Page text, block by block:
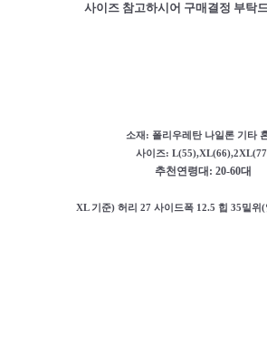
사이즈 참고하시어 구매결정 부탁
소재: 폴리우레탄 나일론 기타
사이즈:
추천연령대: 20-60대
XL 기준) 허리 27 사이드폭 12.5 힙 35밑위